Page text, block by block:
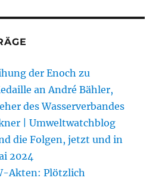
der Enoch zu
an André Bähler,
des Wasserverbandes
| Umweltwatchblog
die Folgen, jetzt und in
2024
Akten: Plötzlich